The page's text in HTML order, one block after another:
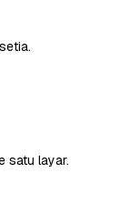
satu layar.